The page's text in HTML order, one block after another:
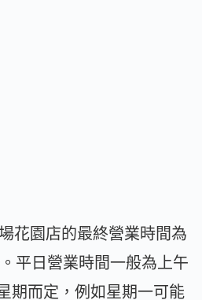
花園店的最終營業時間為
平日營業時間一般為上午
期而定，例如星期一可能